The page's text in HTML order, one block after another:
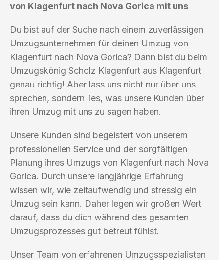
von Klagenfurt nach Nova Gorica mit uns
Du bist auf der Suche nach einem zuverlässigen
Umzugsunternehmen für deinen Umzug von
Klagenfurt nach Nova Gorica? Dann bist du beim
Umzugskönig Scholz Klagenfurt aus Klagenfurt
genau richtig! Aber lass uns nicht nur über uns
sprechen, sondern lies, was unsere Kunden über
ihren Umzug mit uns zu sagen haben.
Unsere Kunden sind begeistert von unserem
professionellen Service und der sorgfältigen
Planung ihres Umzugs von Klagenfurt nach Nova
Gorica. Durch unsere langjährige Erfahrung
wissen wir, wie zeitaufwendig und stressig ein
Umzug sein kann. Daher legen wir großen Wert
darauf, dass du dich während des gesamten
Umzugsprozesses gut betreut fühlst.
Unser Team von erfahrenen Umzugsspezialisten